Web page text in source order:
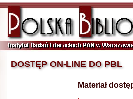
DOSTĘP ON-LINE DO PBL
Materiał